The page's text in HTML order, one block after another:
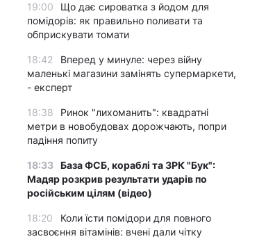
19:00
Що дає сироватка з йодом для
помідорів: як правильно поливати та
обприскувати томати
18:42
Вперед у минуле: через війну
маленькі магазини замінять супермаркети,
- експерт
18:38
Ринок "лихоманить": квадратні
метри в новобудовах дорожчають, попри
падіння попиту
18:33 База ФСБ, кораблі та ЗРК "Бук":
Мадяр розкрив результати ударів по
російським цілям (відео)
18:20
Коли їсти помідори для повного
засвоєння вітамінів: вчені дали чітку